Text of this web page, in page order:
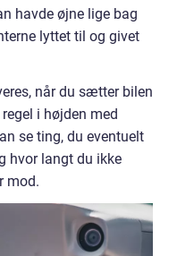
havde øjne lige bag
lyttet til og givet
når du sætter bilen
i højden med
se ting, du eventuelt
hvor langt du ikke
mod.